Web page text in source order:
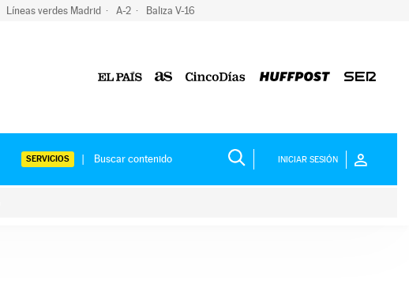
Líneas verdes Madrid A-2 Baliza V-16
SERVICIOS INICIAR SESIÓN